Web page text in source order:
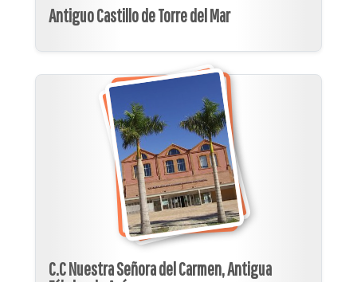
Antiguo Castillo de Torre del Mar
C.C Nuestra Señora del Carmen, Antigua